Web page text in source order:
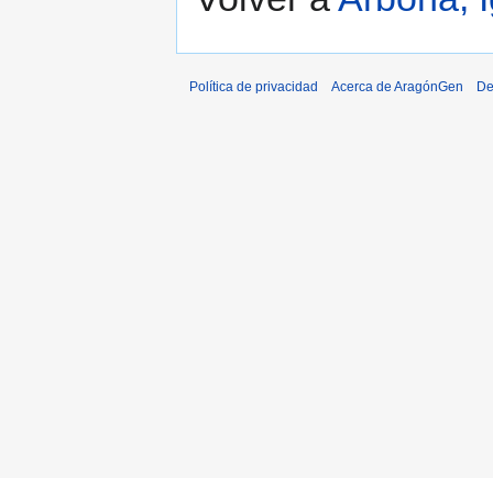
Política de privacidad Acerca de AragónGen